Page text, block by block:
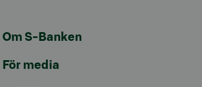
Om S-Banken
För media